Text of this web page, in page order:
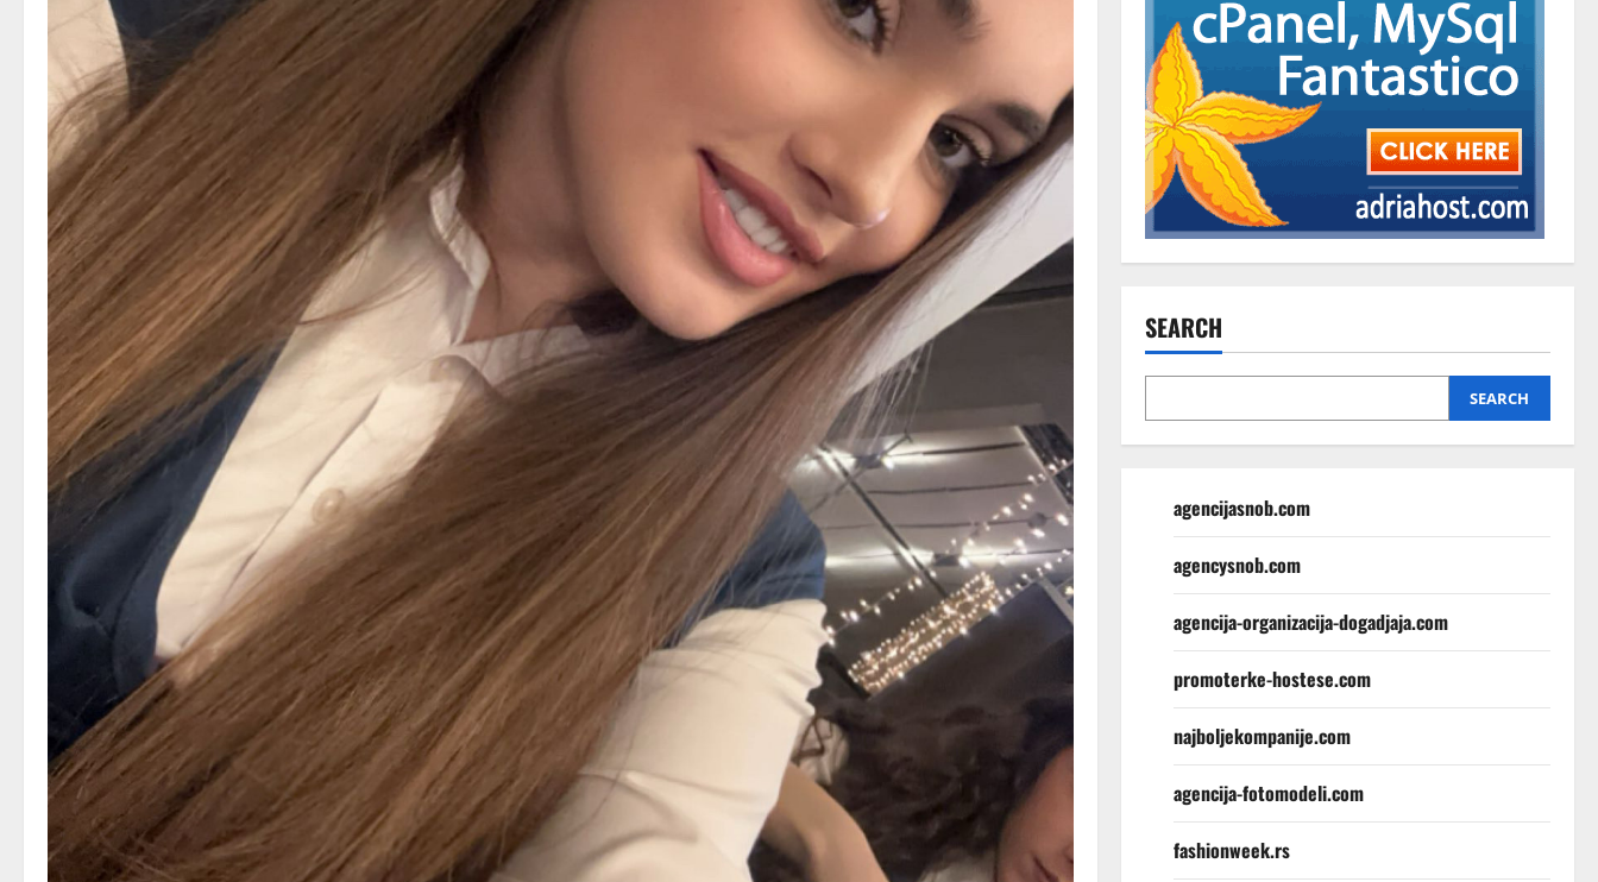
SEARCH
SEARCH
agencijasnob.com
agencysnob.com
agencija-organizacija-dogadjaja.com
promoterke-hostese.com
najboljekompanije.com
agencija-fotomodeli.com
fashionweek.rs